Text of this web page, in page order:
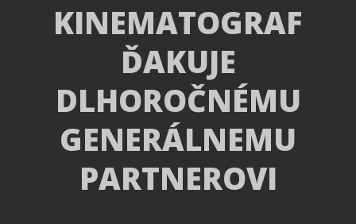
KINEMATOGRAF
ĎAKUJE
DLHOROČNÉMU
GENERÁLNEMU
PARTNEROVI